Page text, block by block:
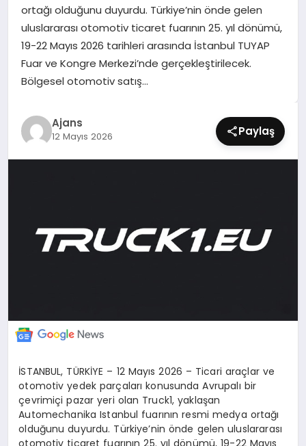
SPOR
TEKNOLOJI
YAŞAM
ortağı olduğunu duyurdu. Türkiye’nin önde gelen
uluslararası otomotiv ticaret fuarının 25. yıl dönümü,
19-22 Mayıs 2026 tarihleri arasında İstanbul TUYAP
Fuar ve Kongre Merkezi’nde gerçekleştirilecek.
Bölgesel otomotiv satış…
Ajans
12 Mayıs 2026 Paylaş
İSTANBUL, TÜRKİYE – 12 Mayıs 2026 – Ticari araçlar ve
otomotiv yedek parçalarıkonusunda Avrupalı bir
çevrimiçi pazar yeri olan Truck1, yaklaşan
Automechanika Istanbul fuarının resmi medya ortağı
olduğunu duyurdu. Türkiye’nin önde gelen uluslararası
otomotiv ticaret fuarının 25. yıl dönümü, 19-22 Mayıs